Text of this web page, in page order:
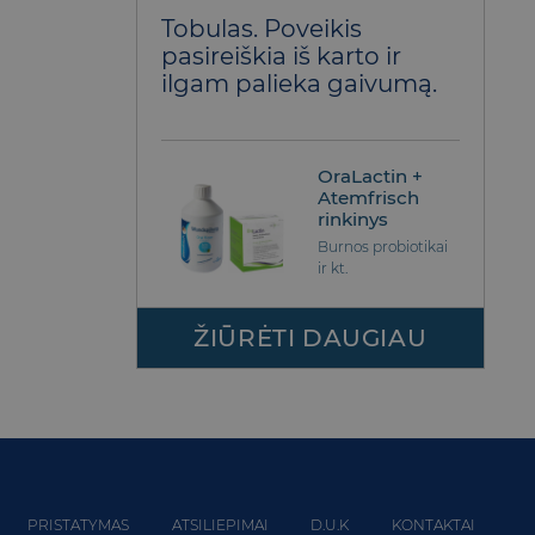
5iš 5
Tobulas. Poveikis
pasireiškia iš karto ir
ilgam palieka gaivumą.
OraLactin +
Atemfrisch
rinkinys
Burnos probiotikai
ir kt.
ŽIŪRĖTI DAUGIAU
PRISTATYMAS ATSILIEPIMAI D.U.K KONTAKTAI